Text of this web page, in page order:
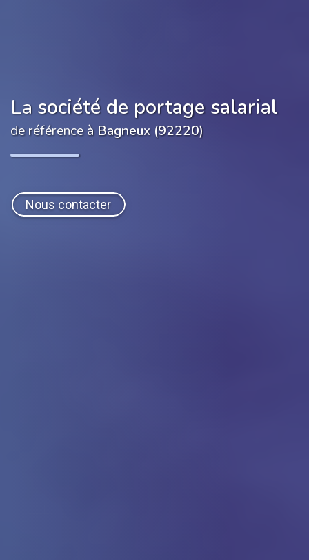
La société de portage salarial
de référence à Bagneux (92220)
Nous contacter